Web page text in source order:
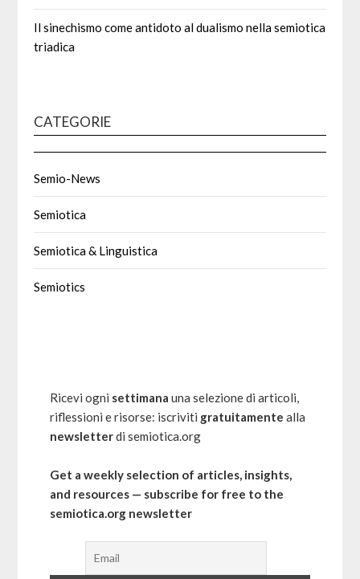
Il sinechismo come antidoto al dualismo nella semiotica
triadica
CATEGORIE
Semio-News
Semiotica
Semiotica & Linguistica
Semiotics
Ricevi ogni settimana una selezione di articoli,
riflessioni e risorse: iscriviti gratuitamente alla
newsletterdi semiotica.org
Get a weekly selection of articles, insights,
and resources — subscribe for free to the
semiotica.org newsletter